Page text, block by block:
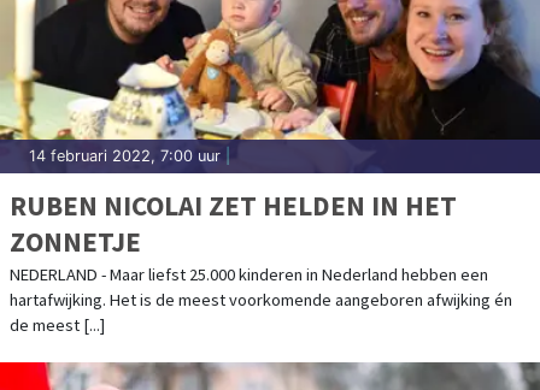
14 februari 2022, 7:00 uur
RUBEN NICOLAI ZET HELDEN IN HET
ZONNETJE
NEDERLAND - Maar liefst 25.000 kinderen in Nederland hebben een
hartafwijking. Het is de meest voorkomende aangeboren afwijking én
de meest [...]